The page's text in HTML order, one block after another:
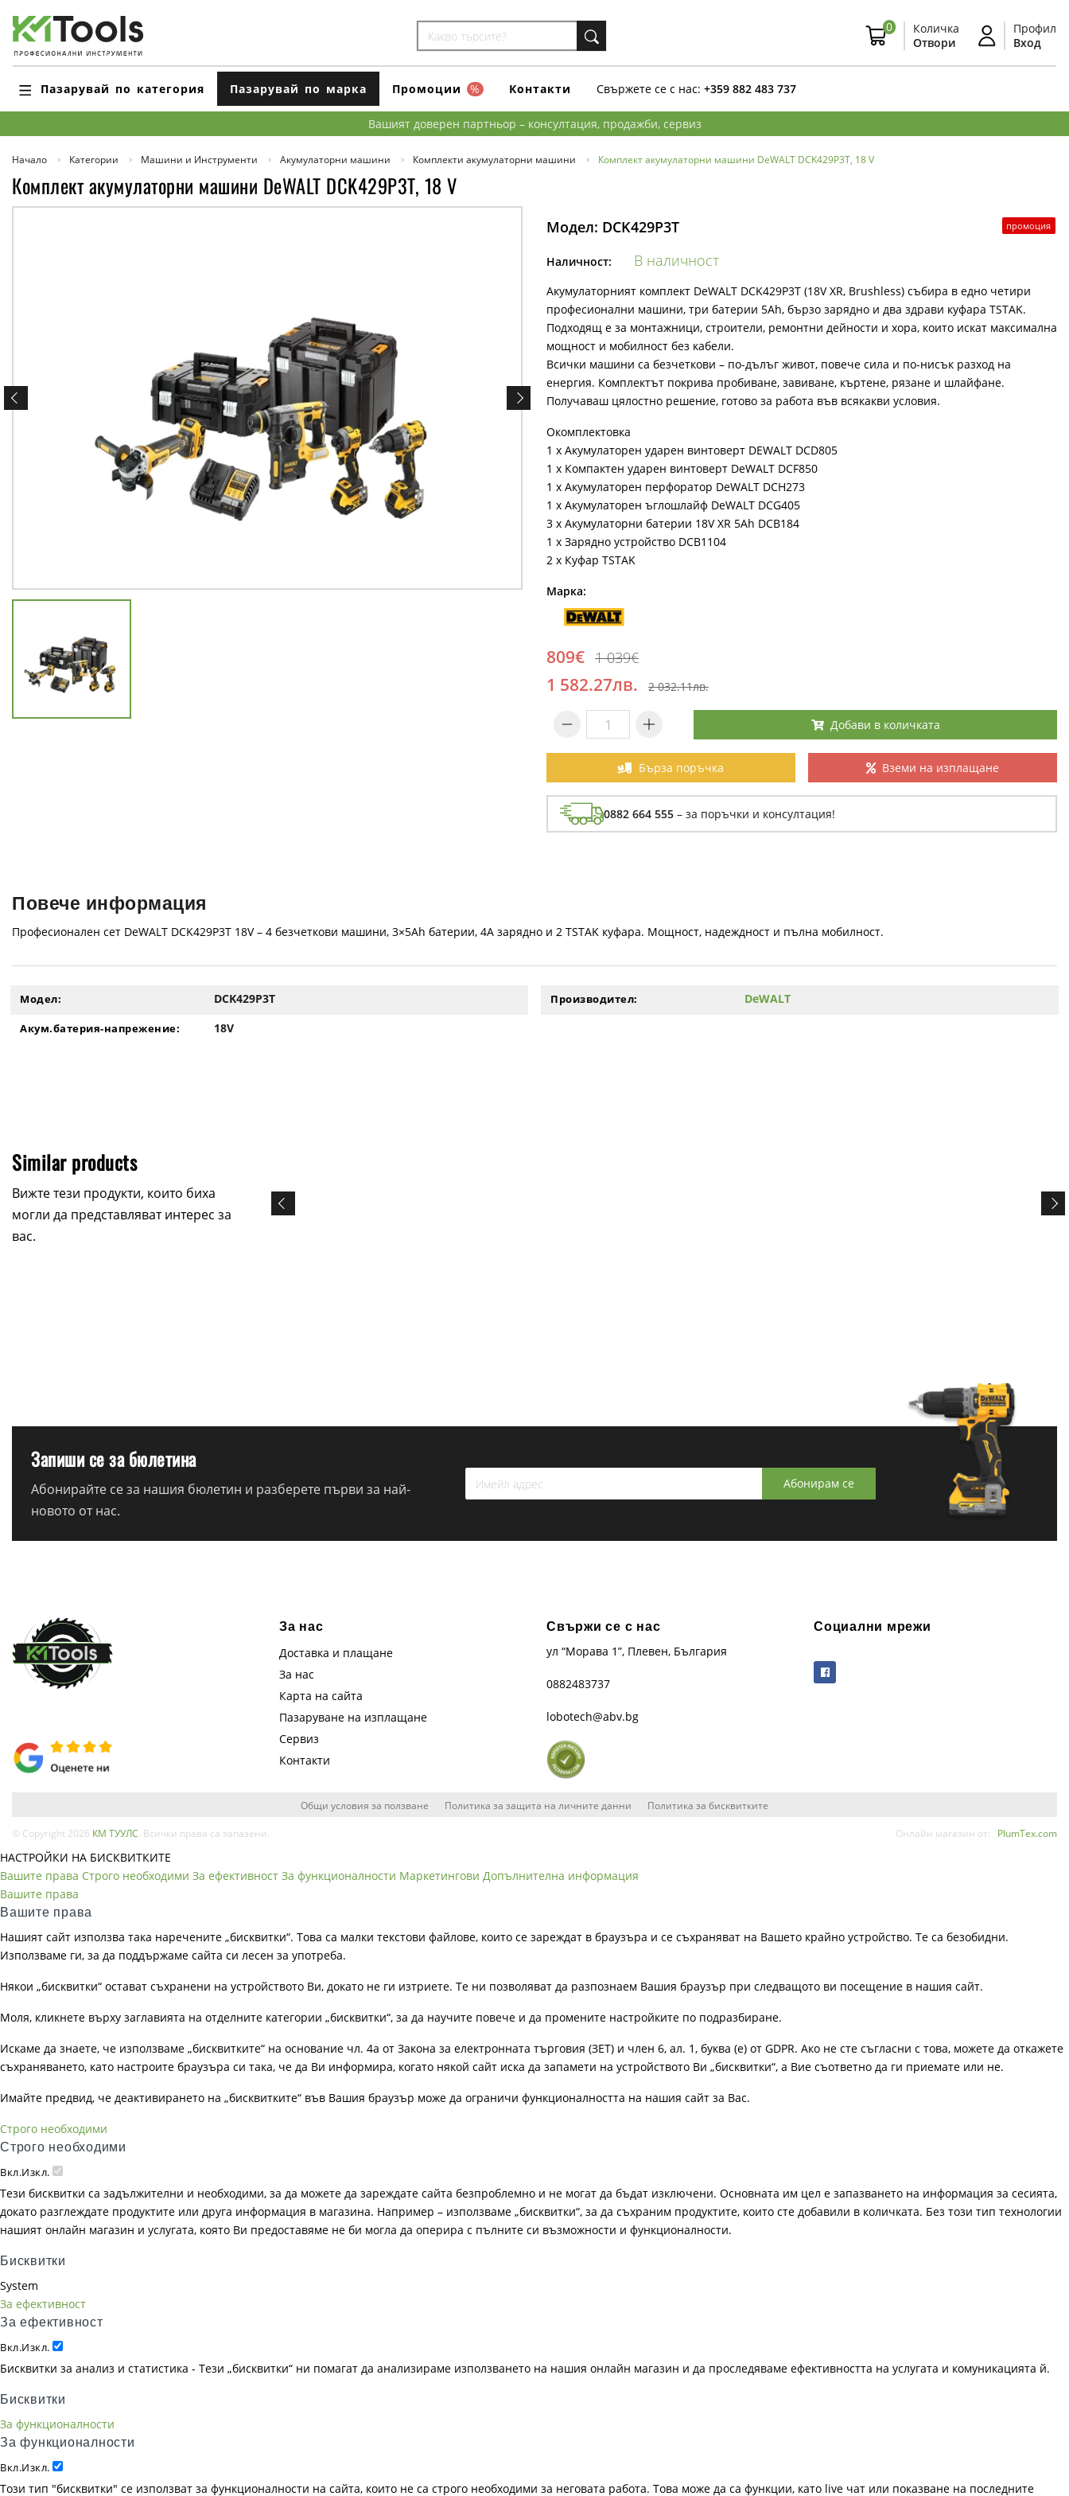
0
Количка
Отвори
Профил
Вход
Пазарувай по категория Пазарувай по марка Промоции % Контакти Свържете се с нас: +359 882 483 737
Вашият доверен партньор – консултация, продажби, сервиз
Начало Категории Машини и Инструменти Акумулаторни машини Комплекти акумулаторни машини Комплект акумулаторни машини DeWALT DCK429P3T, 18 V
Комплект акумулаторни машини DeWALT DCK429P3T, 18 V
промоция
Модел: DCK429P3T
Наличност: В наличност
Акумулаторният комплект DeWALT DCK429P3T (18V XR, Brushless) събира в едно четири
професионални машини, три батерии 5Ah, бързо зарядно и два здрави куфара TSTAK.
Подходящ е за монтажници, строители, ремонтни дейности и хора, които искат максимална
мощност и мобилност без кабели.
Всички машини са безчеткови – по-дълъг живот, повече сила и по-нисък разход на
енергия. Комплектът покрива пробиване, завиване, къртене, рязане и шлайфане.
Получаваш цялостно решение, готово за работа във всякакви условия.
Окомплектовка
1 х Акумулаторен ударен винтоверт DEWALT DCD805
1 х Компактен ударен винтоверт DeWALT DCF850
1 х Акумулаторен перфоратор DeWALT DCH273
1 х Акумулаторен ъглошлайф DeWALT DCG405
3 х Акумулаторни батерии 18V XR 5Ah DCB184
1 х Зарядно устройство DCB1104
2 х Куфар TSTAK
Марка:
809€ 1 039€
1 582.27лв. 2 032.11лв.
Добави в количката
Бърза поръчка Вземи на изплащане
0882 664 555 – за поръчки и консултация!
Повече информация
Професионален сет DeWALT DCK429P3T 18V – 4 безчеткови машини, 3×5Ah батерии, 4A зарядно и 2 TSTAK куфара. Мощност, надеждност и пълна мобилност.
Модел: DCK429P3T Производител: DeWALT
Акум.батерия-напрежение: 18V
Similar products
Вижте тези продукти, които биха
могли да представляват интерес за
вас.
Запиши се за бюлетина
Абонирайте се за нашия бюлетин и разберете първи за най-
новото от нас.
Абонирам се
За нас
Доставка и плащане
За нас
Карта на сайта
Пазаруване на изплащане
Сервиз
Контакти
Свържи се с нас
ул “Морава 1”, Плевен, България
0882483737
lobotech@abv.bg
Социални мрежи
Общи условия за ползване Политика за защита на личните данни Политика за бисквитките
© Copyright 2026 КМ ТУУЛС . Всички права са запазени. Онлайн магазин от: PlumTex.com
НАСТРОЙКИ НА БИСКВИТКИТЕ
Вашите права Строго необходими За ефективност За функционалности Маркетингови Допълнителна информация
Вашите права
Вашите права
Нашият сайт използва така наречените „бисквитки“. Това са малки текстови файлове, които се зареждат в браузъра и се съхраняват на Вашето крайно устройство. Те са безобидни.
Използваме ги, за да поддържаме сайта си лесен за употреба.
Някои „бисквитки“ остават съхранени на устройството Ви, докато не ги изтриете. Те ни позволяват да разпознаем Вашия браузър при следващото ви посещение в нашия сайт.
Моля, кликнете върху заглавията на отделните категории „бисквитки“, за да научите повече и да промените настройките по подразбиране.
Искаме да знаете, че използваме „бисквитките“ на основание чл. 4а от Закона за електронната търговия (ЗЕТ) и член 6, ал. 1, буква (е) от GDPR. Ако не сте съгласни с това, можете да откажете
съхраняването, като настроите браузъра си така, че да Ви информира, когато някой сайт иска да запамети на устройството Ви „бисквитки“, а Вие съответно да ги приемате или не.
Имайте предвид, че деактивирането на „бисквитките“ във Вашия браузър може да ограничи функционалността на нашия сайт за Вас.
Строго необходими
Строго необходими
Вкл.Изкл.
Тези бисквитки са задължителни и необходими, за да можете да зареждате сайта безпроблемно и не могат да бъдат изключени. Основната им цел е запазването на информация за сесията,
докато разглеждате продуктите или друга информация в магазина. Например – използваме „бисквитки“, за да съхраним продуктите, които сте добавили в количката. Без този тип технологии
нашият онлайн магазин и услугата, която Ви предоставяме не би могла да оперира с пълните си възможности и функционалности.
Бисквитки
System
За ефективност
За ефективност
Вкл.Изкл.
Бисквитки за анализ и статистика - Тези „бисквитки“ ни помагат да анализираме използването на нашия онлайн магазин и да проследяваме ефективността на услугата и комуникацията й.
Бисквитки
За функционалности
За функционалности
Вкл.Изкл.
Този тип "бисквитки" се използват за функционалности на сайта, които не са строго необходими за неговата работа. Това може да са функции, като live чат или показване на последните